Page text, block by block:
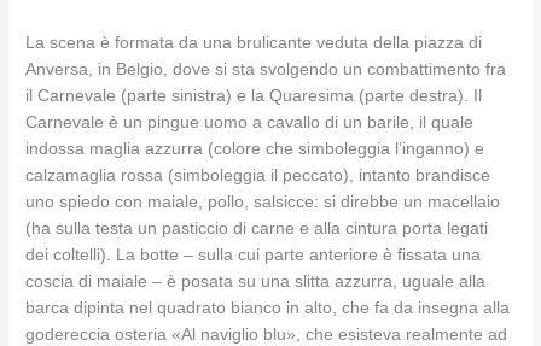
La scena è formata da una brulicante veduta della piazza di
Anversa, in Belgio, dove si sta svolgendo un combattimento fra
il Carnevale (parte sinistra) e la Quaresima (parte destra). Il
Carnevale è un pingue uomo a cavallo di un barile, il quale
indossa maglia azzurra (colore che simboleggia l’inganno) e
calzamaglia rossa (simboleggia il peccato), intanto brandisce
uno spiedo con maiale, pollo, salsicce: si direbbe un macellaio
(ha sulla testa un pasticcio di carne e alla cintura porta legati
dei coltelli). La botte – sulla cui parte anteriore è fissata una
coscia di maiale – è posata su una slitta azzurra, uguale alla
barca dipinta nel quadrato bianco in alto, che fa da insegna alla
godereccia osteria «Al naviglio blu», che esisteva realmente ad